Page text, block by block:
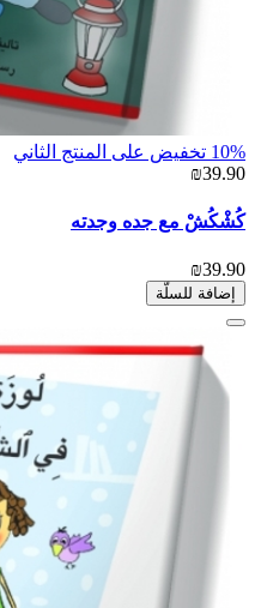
10% تخفيض على المنتج الثاني
₪39.90
كُشْكُشْ مع جده وجدته
₪39.90
إضافة للسلّة